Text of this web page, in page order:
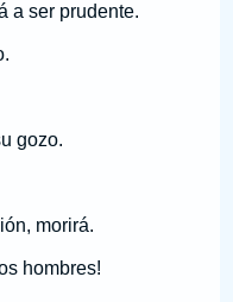
a ser prudente.
gozo.
morirá.
hombres!